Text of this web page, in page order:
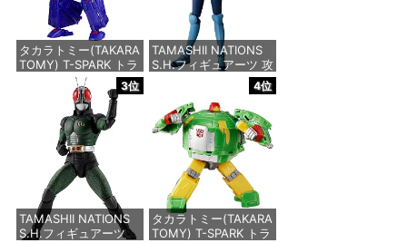
タカラトミー(TAKARA
TOMY) T-SPARK トラ
ンスフォーマー ニュー
レジェンズ NL-07 サ
ウンドウェーブ 可動フ
ィギュア
価格：¥4,440
TAMASHII NATIONS
S.H.フィギュアーツ 攻
殻機動隊 THE GHOST
IN THE SHELL 草薙素
子 約140mm
PVC&ABS製 塗装済み
可動フィギュア
価格：¥9,617
3位
TAMASHII NATIONS
S.H.フィギュアーツ
4位
タカラトミー(TAKARA
TOMY) T-SPARK トラ